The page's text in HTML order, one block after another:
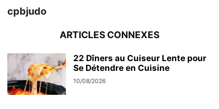
cpbjudo
ARTICLES CONNEXES
22 Dîners au Cuiseur Lente pour
Se Détendre en Cuisine
10/08/2026